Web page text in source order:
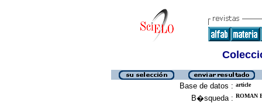
Base de datos : article
B�squeda : ROMAN